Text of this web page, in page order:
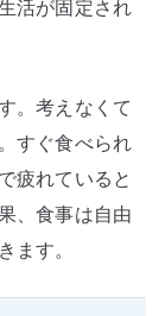
活が固定され
。考えなくて
すぐ食べられ
疲れていると
、食事は自由
ます。